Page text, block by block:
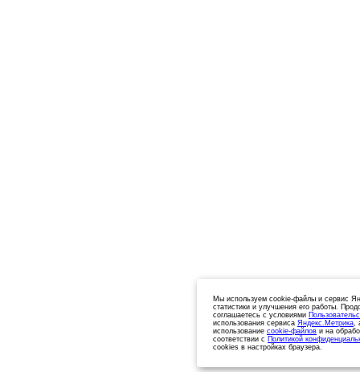
Мы используем cookie-файлы и сервис
статистики и улучшения его работы.
соглашаетесь с условиями
использования сервиса Яндекс.Метрика,
использование cookie-файлов и на
соответствии с Политикой
cookies в настройках браузера.